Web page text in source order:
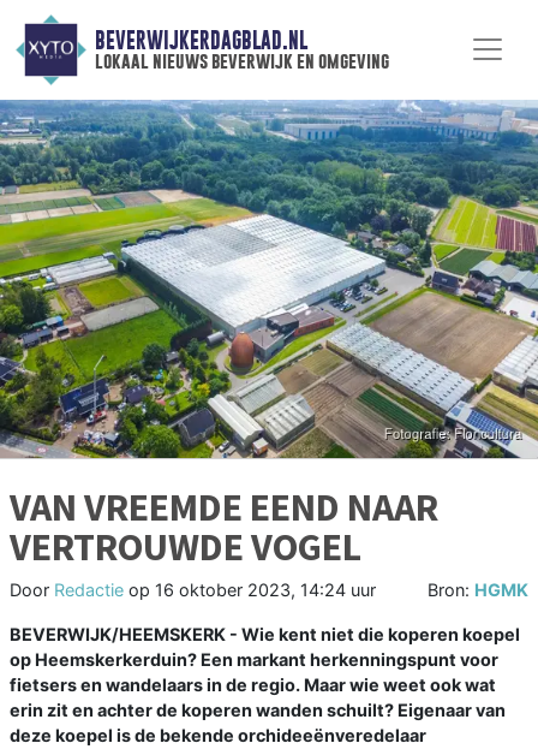
BEVERWIJKERDAGBLAD.NL
lokaal nieuws beverwijk en omgeving
VAN VREEMDE EEND NAAR
VERTROUWDE VOGEL
Door Redactie op 16 oktober 2023, 14:24 uur Bron: HGMK
BEVERWIJK/HEEMSKERK - Wie kent niet die koperen koepel
op Heemskerkerduin? Een markant herkenningspunt voor
fietsers en wandelaars in de regio. Maar wie weet ook wat
erin zit en achter de koperen wanden schuilt? Eigenaar van
deze koepel is de bekende orchideeënveredelaar